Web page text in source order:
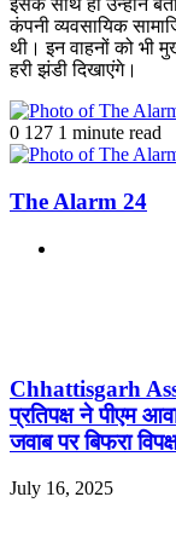
इसके साथ ही उन्होंने
कंपनी व्यवसायिक
थी। इन वाहनों को भी
हरी झंडी दिखाएंगे।
0 127 1 minute read
The Alarm 24
Chhattisgarh
प्रतिपक्ष ने पीएम
जवाब पर बिफरा
July 16, 2025